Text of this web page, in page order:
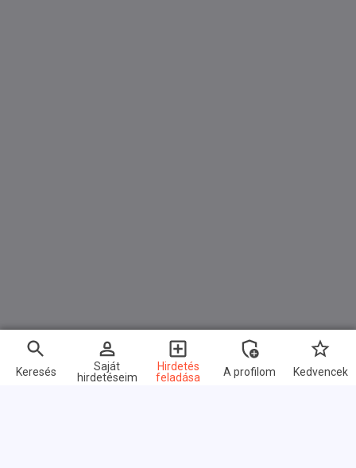
Keresés
Saját
hirdetéseim
Hirdetés
feladása
A profilom Kedvencek